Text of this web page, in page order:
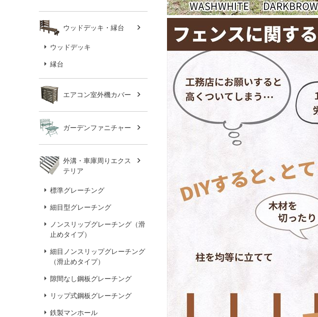
ウッドデッキ・縁台
ウッドデッキ
縁台
エアコン室外機カバー
ガーデンファニチャー
外溝・車庫周りエクス
テリア
標準グレーチング
細目型グレーチング
ノンスリップグレーチング（滑
止めタイプ）
細目ノンスリップグレーチング
（滑止めタイプ）
隙間なし鋼板グレーチング
リップ式鋼板グレーチング
鉄製マンホール